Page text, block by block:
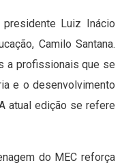
Luiz Inácio
Camilo Santana.
a profissionais que se
e o desenvolvimento
atual edição se refere
do MEC reforça